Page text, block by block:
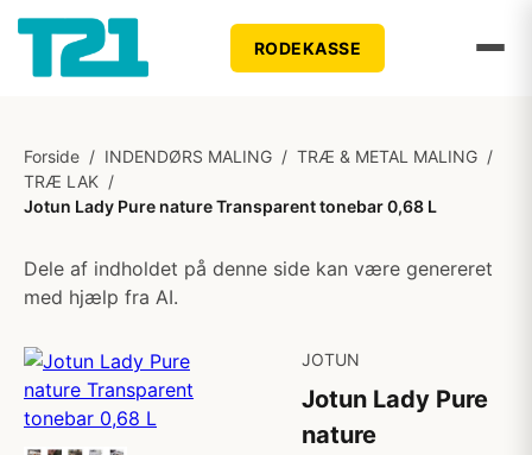
RODEKASSE
Forside / INDENDØRS MALING / TRÆ & METAL MALING /
TRÆ LAK /
Jotun Lady Pure nature Transparent tonebar 0,68 L
Dele af indholdet på denne side kan være genereret
med hjælp fra AI.
JOTUN
Jotun Lady Pure
nature